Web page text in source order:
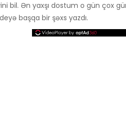
bil. Ən yaxşı dostum o gün çox
başqa bir şəxs yazdı.